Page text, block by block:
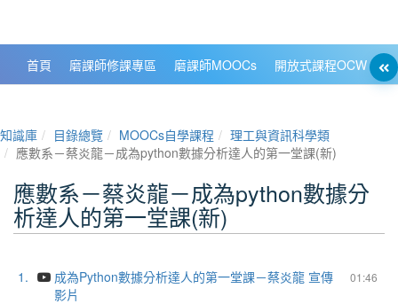
首頁 磨課師修課專區 磨課師MOOCs 開放式課程OCW
知識庫 目錄總覽 MOOCs自學課程
理工與資訊科學類
應數系－蔡炎龍－成為python數據分析達人的第一堂課(新)
應數系－蔡炎龍－成為python數據分
析達人的第一堂課(新)
1. 01:46
成為Python數據分析達人的第一堂課－蔡炎龍 宣傳
影片